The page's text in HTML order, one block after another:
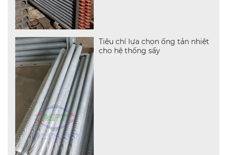
Tiêu chí lựa chọn ống tản nhiệt
cho hệ thống sấy